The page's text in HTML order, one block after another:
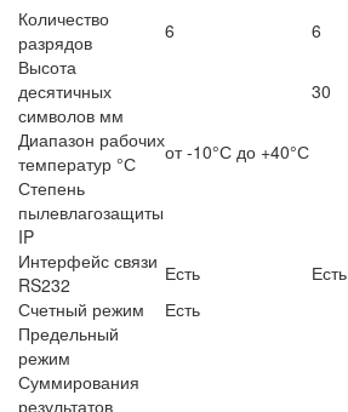
Количество
разрядов
6 6
Высота
десятичных
символов мм
30
Диапазон рабочих
температур °С
от -10°С до +40°С
Степень
пылевлагозащиты
IP
Интерфейс связи
RS232
Есть Есть
Счетный режим
Есть
Предельный
режим
Суммирования
результатов